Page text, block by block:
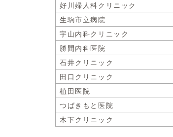
好川婦人科クリニック
生駒市立病院
宇山内科クリニック
勝間内科医院
石井クリニック
田口クリニック
植田医院
つばきもと医院
木下クリニック